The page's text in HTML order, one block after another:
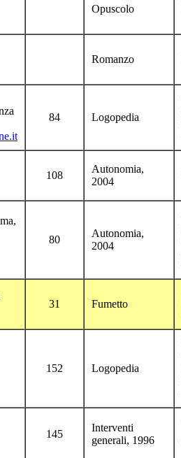
Opuscolo
Romanzo
84 Logopedia
108
Autonomia,
2004
80
Autonomia,
2004
31 Fumetto
152 Logopedia
145
Interventi
generali, 1996